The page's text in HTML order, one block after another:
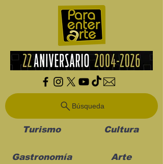
Búsqueda
Turismo Cultura
Gastronomía Arte